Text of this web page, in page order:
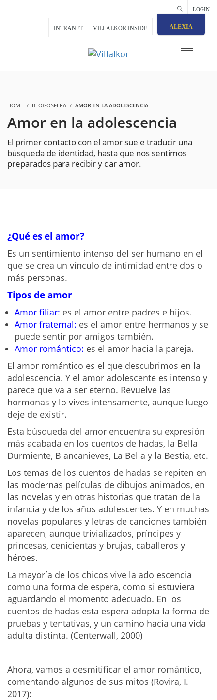
LOGIN
INTRANET VILLALKOR INSIDE ALEXIA
HOME BLOGOSFERA AMOR EN LA ADOLESCENCIA
Amor en la adolescencia
El primer contacto con el amor suele traducir una
búsqueda de identidad, hasta que nos sentimos
preparados para recibir y dar amor.
¿Qué es el amor?
Es un sentimiento intenso del ser humano en el
que se crea un vínculo de intimidad entre dos o
más personas.
Tipos de amor
Amor filiar: es el amor entre padres e hijos.
Amor fraternal: es el amor entre hermanos y se
puede sentir por amigos también.
Amor romántico: es el amor hacia la pareja.
El amor romántico es el que descubrimos en la
adolescencia. Y el amor adolescente es intenso y
parece que va a ser eterno. Revuelve las
hormonas y lo vives intensamente, aunque luego
deje de existir.
Esta búsqueda del amor encuentra su expresión
más acabada en los cuentos de hadas, la Bella
Durmiente, Blancanieves, La Bella y la Bestia, etc.
Los temas de los cuentos de hadas se repiten en
las modernas películas de dibujos animados, en
las novelas y en otras historias que tratan de la
infancia y de los años adolescentes. Y en muchas
novelas populares y letras de canciones también
aparecen, aunque trivializados, príncipes y
princesas, cenicientas y brujas, caballeros y
héroes.
La mayoría de los chicos vive la adolescencia
como una forma de espera, como si estuviera
aguardando el momento adecuado. En los
cuentos de hadas esta espera adopta la forma de
pruebas y tentativas, y un camino hacia una vida
adulta distinta. (Centerwall, 2000)
Ahora, vamos a desmitificar el amor romántico,
comentando algunos de sus mitos (Rovira, I.
2017):